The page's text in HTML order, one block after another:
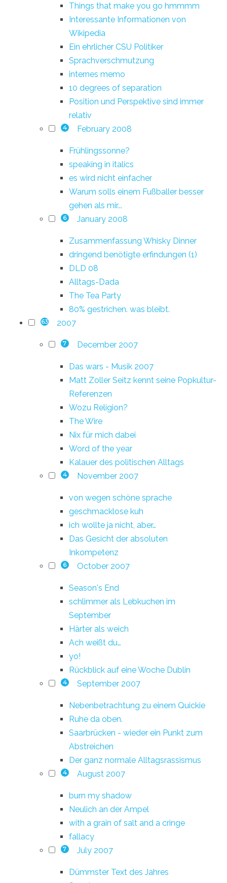
Things that make you go hmmmm
Interessante Informationen von
Wikipedia
Ein ehrlicher CSU Politiker
Sprachverschmutzung
internes memo
10 degrees of separation
Position und Perspektive sind immer
relativ
4 February 2008
Frühlingssonne?
speaking in italics
es wird nicht einfacher
Warum solls einem Fußballer besser
gehen als mir...
6 January 2008
Zusammenfassung Whisky Dinner
dringend benötigte erfindungen (1)
DLD 08
Alltags-Dada
The Tea Party
80% gestrichen. was bleibt.
63 2007
7 December 2007
Das wars - Musik 2007
Matt Zoller Seitz kennt seine Popkultur-
Referenzen
Wozu Religion?
The Wire
Nix für mich dabei
Word of the year
Kalauer des politischen Alltags
4 November 2007
von wegen schöne sprache
geschmacklose kuh
ich wollte ja nicht, aber…
Das Gesicht der absoluten
Inkompetenz
6 October 2007
Season's End
schlimmer als Lebkuchen im
September
Härter als weich
Ach weißt du…
yo!
Rückblick auf eine Woche Dublin
4 September 2007
Nebenbetrachtung zu einem Quickie
Ruhe da oben.
Saarbrücken - wieder ein Punkt zum
Abstreichen
Der ganz normale Alltagsrassismus
4 August 2007
burn my shadow
Neulich an der Ampel
with a grain of salt and a cringe
fallacy
7 July 2007
Dümmster Text des Jahres